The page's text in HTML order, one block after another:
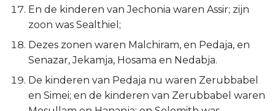
1 Johannes
2 Johannes
Judas
En de kinderen van Jechonia waren Assir; zijn
zoon was Sealthiel;
Dezes zonen waren Malchiram, en Pedaja, en
Senazar, Jekamja, Hosama en Nedabja.
De kinderen van Pedaja nu waren Zerubbabel
en Simei; en de kinderen van Zerubbabel waren